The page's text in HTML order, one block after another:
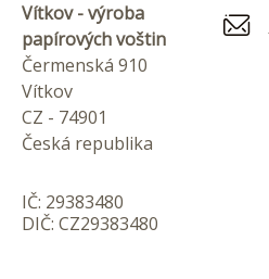
Vítkov - výroba
papírových voštin
Čermenská 910
Vítkov
CZ - 74901
Česká republika
IČ: 29383480
DIČ: CZ29383480